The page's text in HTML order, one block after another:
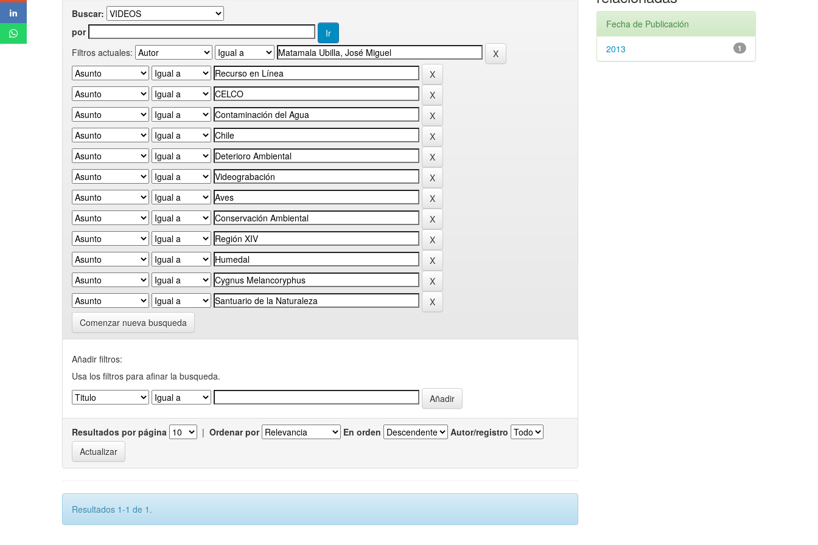
Buscar:
por
Filtros actuales:
Comenzar nueva busqueda
Añadir filtros:
Usa los filtros para afinar la busqueda.
Resultados por página | Ordenar por En orden Autor/registro
Resultados 1-1 de 1.
Fecha de Publicación
1
2013